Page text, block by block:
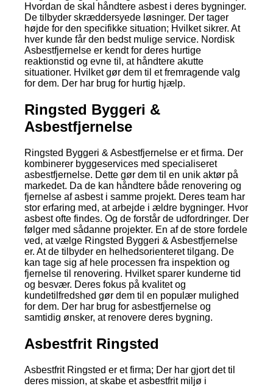
Hvordan de skal håndtere asbest i deres bygninger.
De tilbyder skræddersyede løsninger. Der tager
højde for den specifikke situation; Hvilket sikrer. At
hver kunde får den bedst mulige service. Nordisk
Asbestfjernelse er kendt for deres hurtige
reaktionstid og evne til, at håndtere akutte
situationer. Hvilket gør dem til et fremragende valg
for dem. Der har brug for hurtig hjælp.
Ringsted Byggeri &
Asbestfjernelse
Ringsted Byggeri & Asbestfjernelse er et firma. Der
kombinerer byggeservices med specialiseret
asbestfjernelse. Dette gør dem til en unik aktør på
markedet. Da de kan håndtere både renovering og
fjernelse af asbest i samme projekt. Deres team har
stor erfaring med, at arbejde i ældre bygninger. Hvor
asbest ofte findes. Og de forstår de udfordringer. Der
følger med sådanne projekter. En af de store fordele
ved, at vælge Ringsted Byggeri & Asbestfjernelse
er. At de tilbyder en helhedsorienteret tilgang. De
kan tage sig af hele processen fra inspektion og
fjernelse til renovering. Hvilket sparer kunderne tid
og besvær. Deres fokus på kvalitet og
kundetilfredshed gør dem til en populær mulighed
for dem. Der har brug for asbestfjernelse og
samtidig ønsker, at renovere deres bygning.
Asbestfrit Ringsted
Asbestfrit Ringsted er et firma; Der har gjort det til
deres mission, at skabe et asbestfrit miljø i